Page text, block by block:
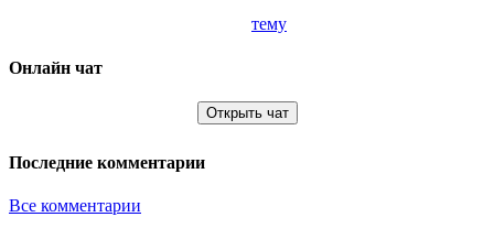
тему
Онлайн чат
Открыть чат
Последние комментарии
Все комментарии